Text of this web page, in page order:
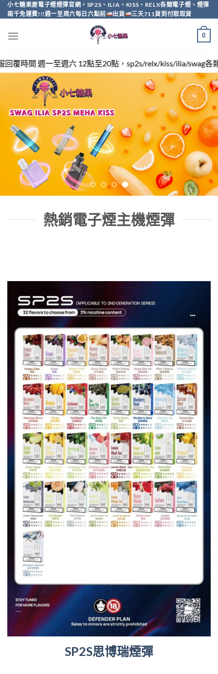
Skip
to
小七糖果屋電子煙煙彈官網，SP2S、ILIA、KISS、RELX各類電子煙、煙彈
兩千免運費!!!週一至周六每日六點前
出貨 三天711貨到付款取貨
0
至20點，sp2s/relx/kiss/ilia/swag各類電子煙煙彈買越多越
熱銷電子煙主機煙彈
SP2S思博瑞煙彈